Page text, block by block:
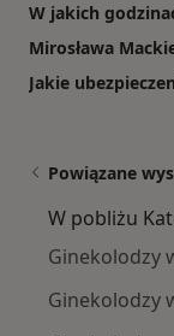
W jakich
Mirosława
Jakie
Powiązane
W pobliżu
Ginekolodzy
Ginekolodzy